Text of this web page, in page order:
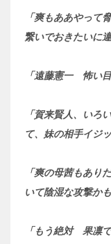
「爽もああやって
繋いでおきたいに
「遠藤憲一 怖い
「賀来賢人、いろ
て、妹の相手イジ
「爽の母茜もあり
いて陰湿な攻撃かも
「もう絶対 果凛